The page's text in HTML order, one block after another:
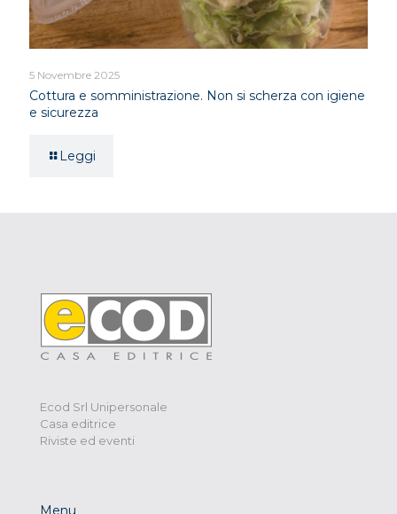
5 Novembre 2025
Cottura e somministrazione. Non si scherza con igiene
e sicurezza
Leggi
Ecod Srl Unipersonale
Casa editrice
Riviste ed eventi
Menu